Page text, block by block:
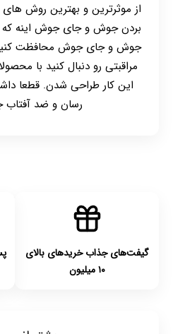
از موثرترین و بهترین روش
بردن جوش و جای جوش اینه که
جوش و جای جوش محافظت
مراقبتی رو دنبال کنید با
این کار طراحی شدن. قطعا
رسان و ضد آفتاب
گیفت‌های جذاب خریدهای بالای
۱۰ میلیون